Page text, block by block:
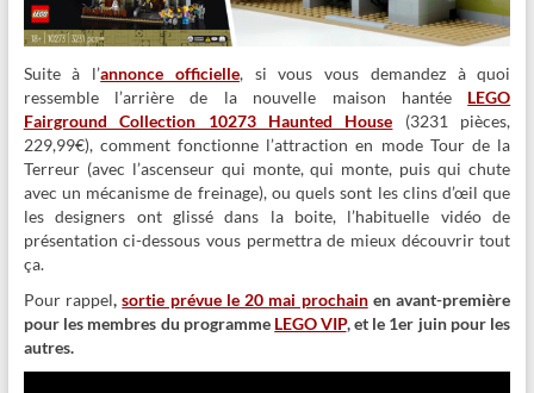
Suite à l’annonce officielle, si vous vous demandez à quoi
ressemble l’arrière de la nouvelle maison hantée LEGO
Fairground Collection 10273 Haunted House (3231 pièces,
229,99€), comment fonctionne l’attraction en mode Tour de la
Terreur (avec l’ascenseur qui monte, qui monte, puis qui chute
avec un mécanisme de freinage), ou quels sont les clins d’œil que
les designers ont glissé dans la boite, l’habituelle vidéo de
présentation ci-dessous vous permettra de mieux découvrir tout
ça.
Pour rappel,sortie prévue le 20 mai prochainen avant-première
pour les membres du programme LEGO VIP, et le 1er juin pour les
autres.